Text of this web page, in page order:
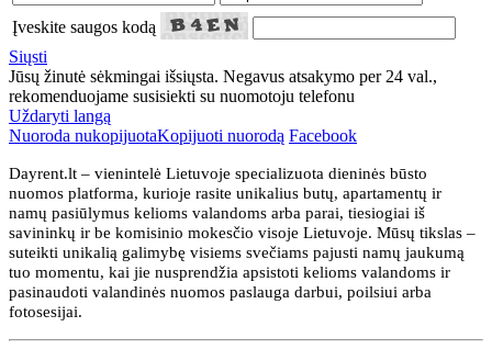
Įveskite saugos kodą
Siųsti
Jūsų žinutė sėkmingai išsiųsta. Negavus atsakymo per 24 val.,
rekomenduojame susisiekti su nuomotoju telefonu
Uždaryti langą
Nuoroda nukopijuotaKopijuoti nuorodą Facebook
Dayrent.lt – vienintelė Lietuvoje specializuota dieninės būsto
nuomos platforma, kurioje rasite unikalius butų, apartamentų ir
namų pasiūlymus kelioms valandoms arba parai, tiesiogiai iš
savininkų ir be komisinio mokesčio visoje Lietuvoje. Mūsų tikslas –
suteikti unikalią galimybę visiems svečiams pajusti namų jaukumą
tuo momentu, kai jie nusprendžia apsistoti kelioms valandoms ir
pasinaudoti valandinės nuomos paslauga darbui, poilsiui arba
fotosesijai.